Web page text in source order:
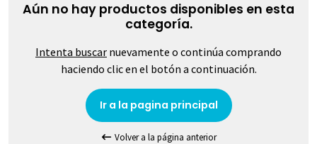
Aún no hay productos disponibles en esta
categoría.
Intenta buscar nuevamente o continúa comprando
haciendo clic en el botón a continuación.
Ir a la pagina principal
Volver a la página anterior